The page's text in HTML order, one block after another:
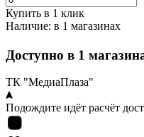
Купить в 1 клик
Наличие: в 1 магазинах
Доступно в 1
ТК "МедиаПлаза"
Подождите идёт расчёт